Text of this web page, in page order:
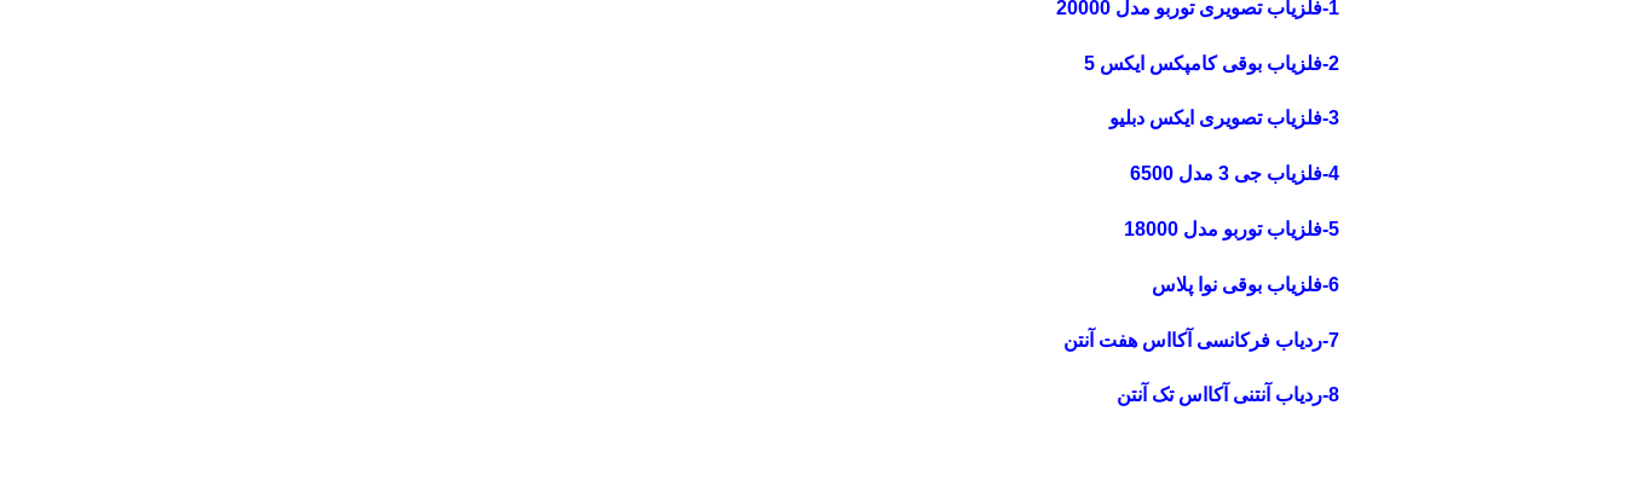
1-فلزیاب تصویری توربو مدل 20000
2-فلزیاب بوقی کامپکس ایکس 5
3-فلزیاب تصویری ایکس دبلیو
4-فلزیاب جی 3 مدل 6500
5-فلزیاب توربو مدل 18000
6-فلزیاب بوقی نوا پلاس
7-ردیاب فرکانسی آکااس هفت آنتن
8-ردیاب آنتنی آکااس تک آنتن